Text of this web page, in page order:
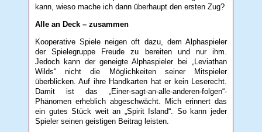
kann, wieso mache ich dann überhaupt den ersten Zug?
Alle an Deck – zusammen
Kooperative Spiele neigen oft dazu, dem Alphaspieler
der Spielegruppe Freude zu bereiten und nur ihm.
Jedoch kann der geneigte Alphaspieler bei „Leviathan
Wilds“ nicht die Möglichkeiten seiner Mitspieler
überblicken. Auf ihre Handkarten hat er kein Leserecht.
Damit ist das „Einer-sagt-an-alle-anderen-folgen“-
Phänomen erheblich abgeschwächt. Mich erinnert das
ein gutes Stück weit an „Spirit Island“. So kann jeder
Spieler seinen geistigen Beitrag leisten.